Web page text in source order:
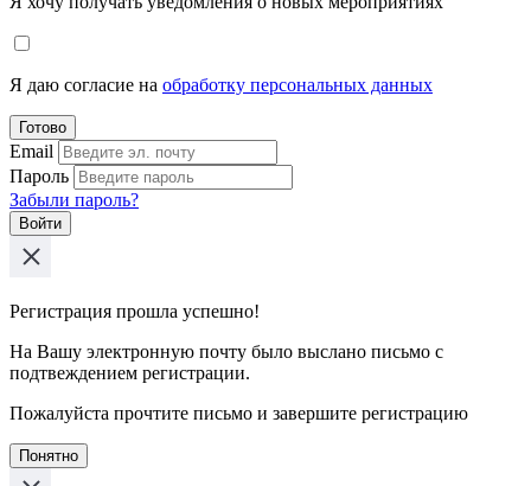
Я даю согласие на обработку персональных данных
Готово
Email
Пароль
Забыли пароль?
Войти
Регистрация прошла успешно!
На Вашу электронную почту было выслано письмо с
подтвеждением регистрации.
Пожалуйста прочтите письмо и завершите регистрацию
Понятно